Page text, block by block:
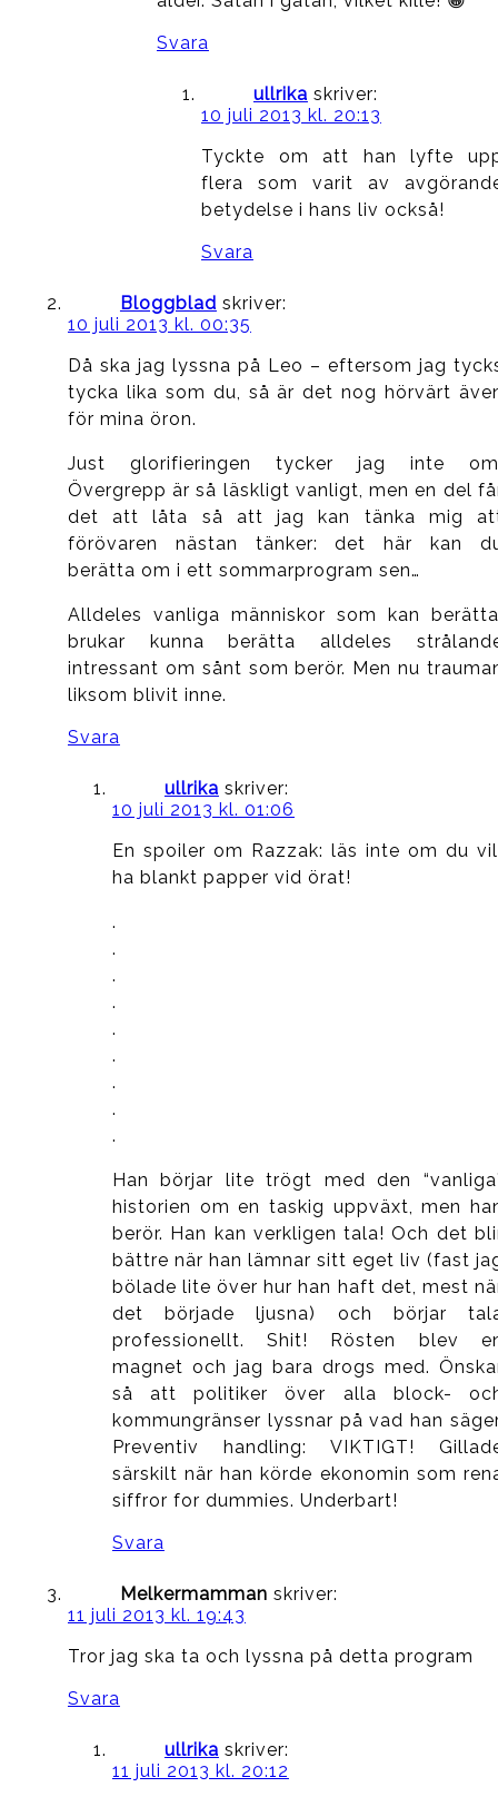
Svara
ullrika skriver:
10 juli 2013 kl. 20:13
Tyckte om att han lyfte
flera som varit av
betydelse i hans liv också!
Svara
Bloggblad skriver:
10 juli 2013 kl. 00:35
Då ska jag lyssna på Leo – eftersom jag
tycka lika som du, så är det nog hörvärt
för mina öron.
Just glorifieringen tycker jag inte
Övergrepp är så läskligt vanligt, men en del
det att låta så att jag kan tänka mig
förövaren nästan tänker: det här kan
berätta om i ett sommarprogram sen…
Alldeles vanliga människor som kan
brukar kunna berätta alldeles
intressant om sånt som berör. Men nu
liksom blivit inne.
Svara
ullrika skriver:
10 juli 2013 kl. 01:06
En spoiler om Razzak: läs inte om du
ha blankt papper vid örat!
.
.
.
.
.
.
.
.
.
Han börjar lite trögt med den
historien om en taskig uppväxt, men
berör. Han kan verkligen tala! Och det
bättre när han lämnar sitt eget liv (fast
bölade lite över hur han haft det, mest
det började ljusna) och börjar
professionellt. Shit! Rösten blev
magnet och jag bara drogs med.
så att politiker över alla block-
kommungränser lyssnar på vad han
Preventiv handling: VIKTIGT!
särskilt när han körde ekonomin som
siffror for dummies. Underbart!
Svara
Melkermamman skriver:
11 juli 2013 kl. 19:43
Tror jag ska ta och lyssna på detta program
Svara
ullrika skriver:
11 juli 2013 kl. 20:12